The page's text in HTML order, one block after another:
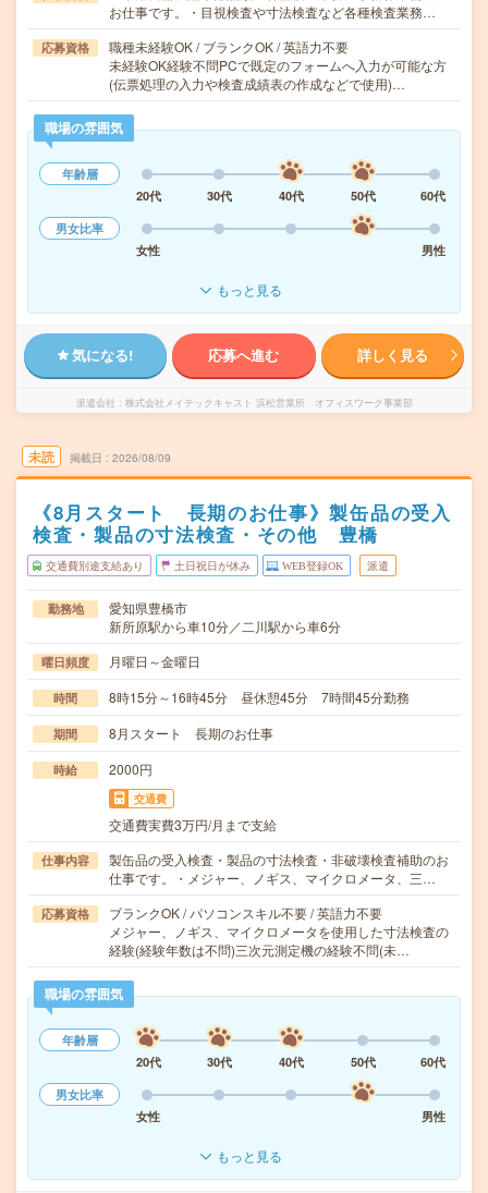
お仕事です。・目視検査や寸法検査など各種検査業務…
応募資格
職種未経験OK / ブランクOK / 英語力不要
未経験OK経験不問PCで既定のフォームへ入力が可能な方
(伝票処理の入力や検査成績表の作成などで使用)…
職場の雰囲気
年齢層
20代
30代 40代 50代
60代
男女比率
女性
男性
もっと見る
気になる! 応募へ進む 詳しく見る
派遣会社 株式会社メイテックキャスト 浜松営業所 オフィスワーク事業部
未読 掲載日 2026/08/09
《8月スタート 長期のお仕事》製缶品の受入
検査・製品の寸法検査・その他 豊橋
交通費別途支給あり 土日祝日が休み WEB登録OK 派遣
勤務地
愛知県豊橋市
新所原駅から車10分／二川駅から車6分
曜日頻度 月曜日～金曜日
時間 8時15分～16時45分 昼休憩45分 7時間45分勤務
期間 8月スタート 長期のお仕事
時給 2000円
交通費
交通費実費3万円/月まで支給
仕事内容
製缶品の受入検査・製品の寸法検査・非破壊検査補助のお
仕事です。・メジャー、ノギス、マイクロメータ、三…
応募資格
ブランクOK / パソコンスキル不要 / 英語力不要
メジャー、ノギス、マイクロメータを使用した寸法検査の
経験(経験年数は不問)三次元測定機の経験不問(未…
職場の雰囲気
年齢層
20代
30代 40代 50代
60代
男女比率
女性
男性
もっと見る